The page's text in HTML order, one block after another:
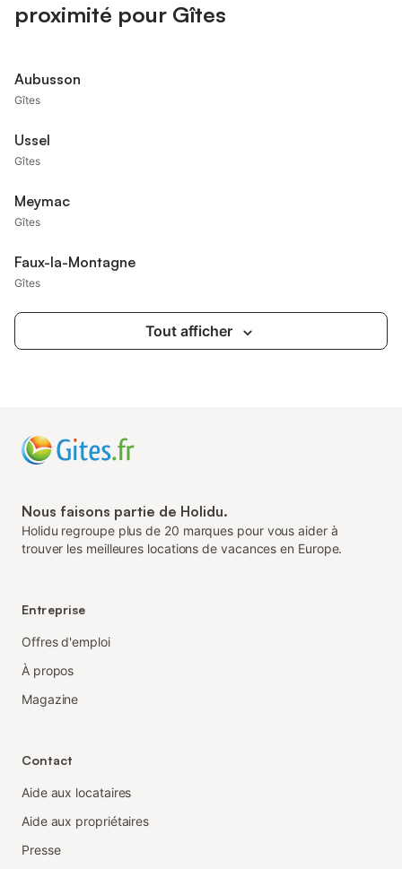
proximité pour Gîtes
Aubusson
Gîtes
Ussel
Gîtes
Meymac
Gîtes
Faux-la-Montagne
Gîtes
Tout afficher
Nous faisons partie de Holidu.
Holidu regroupe plus de 20 marques pour vous aider à
trouver les meilleures locations de vacances en Europe.
Entreprise
Offres d'emploi
À propos
Magazine
Contact
Aide aux locataires
Aide aux propriétaires
Presse